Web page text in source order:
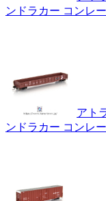
ンドラカー コンレ
アト
ンドラカー コンレ